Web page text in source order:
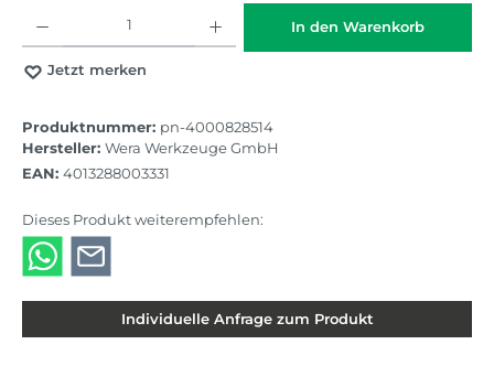
In den Warenkorb
Jetzt merken
Produktnummer: pn-4000828514
Hersteller: Wera Werkzeuge GmbH
EAN: 4013288003331
Dieses Produkt weiterempfehlen:
Individuelle Anfrage zum Produkt